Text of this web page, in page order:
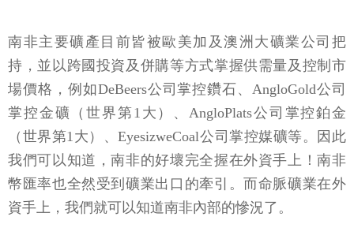
南非主要礦產目前皆被歐美加及澳洲大礦業公司把
持，並以跨國投資及併購等方式掌握供需量及控制市
場價格，例如DeBeers公司掌控鑽石、AngloGold公司
掌控金礦（世界第1大）、AngloPlats公司掌控鉑金
（世界第1大）、EyesizweCoal公司掌控媒礦等。因此
我們可以知道，南非的好壞完全握在外資手上！南非
幣匯率也全然受到礦業出口的牽引。而命脈礦業在外
資手上，我們就可以知道南非內部的慘況了。